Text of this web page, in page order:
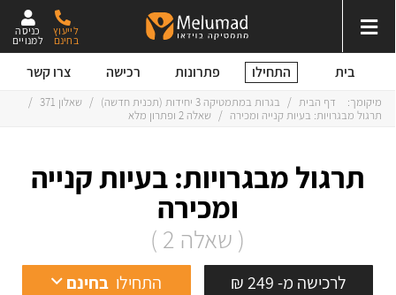
כניסה
למנויים
לייעוץ
בחינם
בית התחילו פתרונות רכישה צרו קשר
תרגול מבגרויות: בעיות קנייה
ומכירה
( שאלה 2 )
לרכישה מ- 249 ₪ התחילו בחינם
מיקומך: דף הבית / בגרות במתמטיקה 3 יחידות (תכנית חדשה) / שאלון 371
/
תרגול מבגרויות: בעיות קנייה ומכירה / שאלה 2 ופתרון מלא